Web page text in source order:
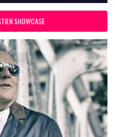
SHOWCASE